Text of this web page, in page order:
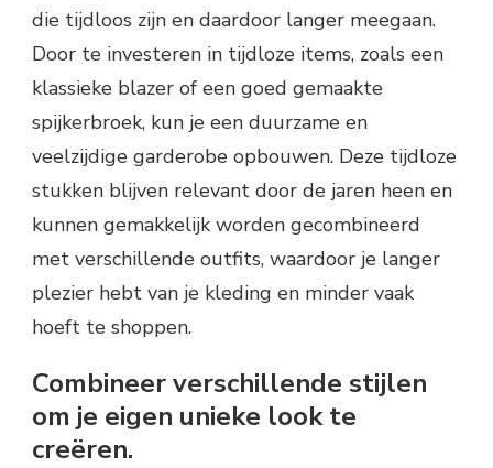
die tijdloos zijn en daardoor langer meegaan.
Door te investeren in tijdloze items, zoals een
klassieke blazer of een goed gemaakte
spijkerbroek, kun je een duurzame en
veelzijdige garderobe opbouwen. Deze tijdloze
stukken blijven relevant door de jaren heen en
kunnen gemakkelijk worden gecombineerd
met verschillende outfits, waardoor je langer
plezier hebt van je kleding en minder vaak
hoeft te shoppen.
Combineer verschillende stijlen
om je eigen unieke look te
creëren.